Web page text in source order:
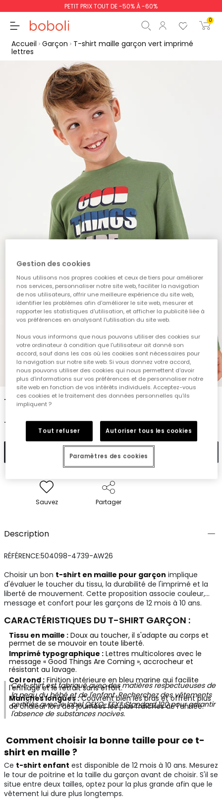
PETIT PRIX TOUT DE -50% À -60%
0
poursuit
Accueil Garçon
T-shirt maille garçon vert imprimé
lettres
1 2 3 4 5
T-shirt maille garçon vert imprimé lettres
19,95 €
Ajouter
Sauvez Partager
Description
RÉFÉRENCE:504098-4739-AW26
Choisir un bon t-shirt en maille pour garçon implique
d'évaluer le toucher du tissu, la durabilité de l'imprimé et la
liberté de mouvement. Cette proposition associe couleur,
message et confort pour les garçons de 12 mois à 10 ans.
CARACTÉRISTIQUES DU T-SHIRT GARÇON :
Tissu en maille :Doux au toucher, il s'adapte au corps et
permet de se mouvoir en toute liberté.
Imprimé typographique :Lettres multicolores avec le
message « Good Things Are Coming », accrocheur et
résistant au lavage.
Col rond :Finition intérieure en bleu marine qui facilite
l'enfilage et le retrait sans effort.
Manches longues :Couvrent bien les bras et offrent plus
de chaleur lors des journées les plus fraîches de l'année.
Ce t-shirt est fabriqué avec des matières respectueuses de
la peau du bébé et de l'enfant. Recherchez des vêtements
certifiés avec le labelOEKO-TEX® Standard 100pour garantir
l'absence de substances nocives.
Comment choisir la bonne taille pour ce t-
shirt en maille ?
Ce t-shirt enfant est disponible de 12 mois à 10 ans. Mesurez
le tour de poitrine et la taille du garçon avant de choisir. S'il se
situe entre deux tailles, optez pour la plus grande afin que le
vêtement lui dure plus longtemps.
Gestion des cookies
Nous utilisons nos propres cookies et ceux de tiers pour améliorer
nos services, personnaliser notre site web, faciliter la navigation
de nos utilisateurs, offrir une meilleure expérience du site web,
identifier les problèmes afin d'améliorer le site web, mesurer et
rapporter les statistiques d'utilisation, et afficher la publicité liée à
vos préférences en analysant l'utilisation du site web.
Nous vous informons que nous pouvons utiliser des cookies sur
votre ordinateur à condition que l'utilisateur ait donné son
accord, sauf dans les cas où les cookies sont nécessaires pour
la navigation sur notre site web. Si vous donnez votre accord,
nous pouvons utiliser des cookies qui nous permettent d'avoir
plus d'informations sur vos préférences et de personnaliser notre
site web en fonction de vos intérêts individuels. Acceptez-vous
ces cookies et le traitement des données personnelles qu'ils
impliquent ?
Tout refuser Autoriser tous les cookies
Paramètres des cookies